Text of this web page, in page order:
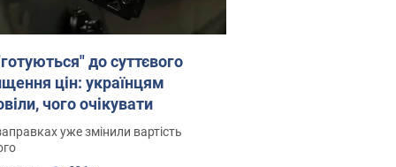
до суттєвого
цін: українцям
чого очікувати
уже змінили вартість